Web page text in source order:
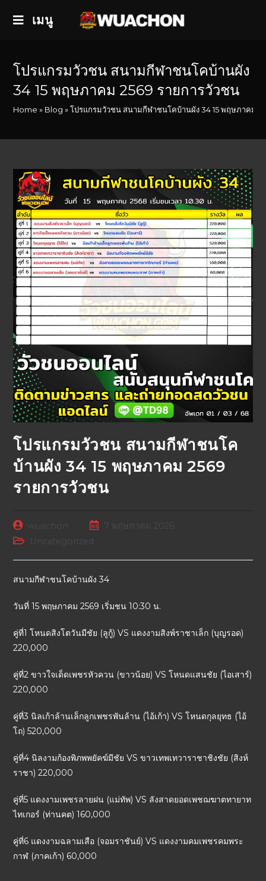
เมนู
โปรแกรมวัวชน สนามกีฬาชนโคบ้านผัง
34 15 พฤษภาคม 2569 รายการวัวชน
Home » Blog »โปรแกรมวัวชน สนามกีฬาชนโคบ้านผัง 34 15 พฤษภาคม
โปรแกรมวัวชน สนามกีฬาชนโค
บ้านผัง 34 15 พฤษภาคม 2569
รายการวัวชน
7 พฤษภาคม 2026
Uncategorized
สนามกีฬาชนโคบ้านผัง 34
วันที่ 15 พฤษภาคม 2569 เริ่มชน 10:30 น.
คู่ที่1 โหนดสิงโตวันมีชัย (ลูกู้) VS แดงงามสิงพ์ราชาเล็ก (บุญรอด)
220,000
คู่ที่2 ขาวใจเด็ดเพชรหัวควน (ขาวน้อย) VS โหนดแสนชัย (ไอเสาร์)
220,000
คู่ที่3 นิลเก้าล้านเล็กลูกเพชรพันล้าน (ไอ้เก้า) VS โหนดกุลยุทธ (ไอ้
โถ) 520,000
คู่ที่4 นิลงามก้องพิภพพยัคฆ์มีชัย VS ขาวเทพเทวาราชาชิงชัย (สิงห์
ราชา) 220,000
คู่ที่5 แดงงามเพชรลายฝน (แม่ทัพ) VS ลังสาดยอดเพชฌฆาตทายาท
ไทเกอร์ (ท่านคต) 160,000
คู่ที่6 แดงงามฉลามเสือ (จอมราชันย์) VS แดงงามคมเพชรคมพระ
กาฬ (ภาคเก้า) 60,000